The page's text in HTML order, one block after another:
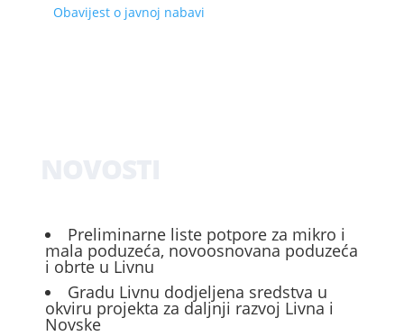
Obavijest o javnoj nabavi
Preliminarne liste potpore za mikro i
mala poduzeća, novoosnovana poduzeća
i obrte u Livnu
Gradu Livnu dodjeljena sredstva u
okviru projekta za daljnji razvoj Livna i
Novske